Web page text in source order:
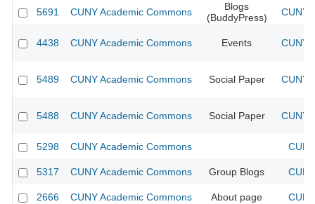
5691 CUNY Academic Commons
Blogs
(BuddyPress)
CUNY
4438 CUNY Academic Commons Events CUNY
5489 CUNY Academic Commons Social Paper CUNY
5488 CUNY Academic Commons Social Paper CUNY
5298 CUNY Academic Commons
5317 CUNY Academic Commons Group Blogs
2666 CUNY Academic Commons About page